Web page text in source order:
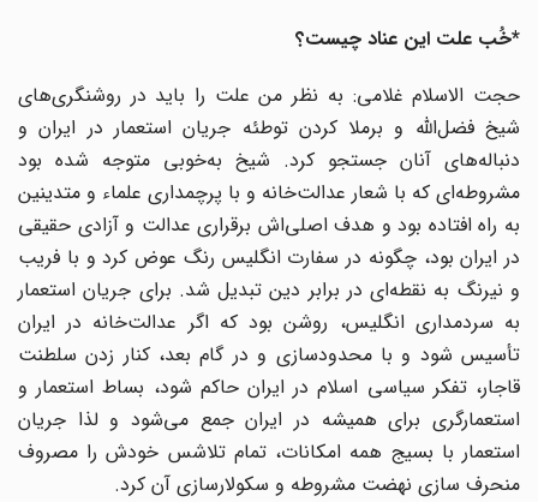
*خُب علت این عناد چیست؟
حجت الاسلام غلامی: به نظر من علت را باید در روشنگری‌های
شیخ فضل‌الله و برملا کردن توطئه جریان استعمار در ایران و
دنباله‌های آنان جستجو کرد. شیخ به‌خوبی متوجه شده بود
مشروطه‌ای که با شعار عدالت‌خانه و با پرچمداری علماء و متدینین
به راه افتاده بود و هدف اصلی‌اش برقراری عدالت و آزادی حقیقی
در ایران بود، چگونه در سفارت انگلیس رنگ عوض کرد و با فریب
و نیرنگ به نقطه‌ای در برابر دین تبدیل شد. برای جریان استعمار
به سردمداری انگلیس، روشن بود که اگر عدالت‌خانه در ایران
تأسیس شود و با محدودسازی و در گام بعد، کنار زدن سلطنت
قاجار، تفکر سیاسی اسلام در ایران حاکم شود، بساط استعمار و
استعمارگری برای همیشه در ایران جمع می‌شود و لذا جریان
استعمار با بسیج همه امکانات، تمام تلاشس خودش را مصروف
منحرف سازی نهضت مشروطه و سکولارسازی آن کرد.